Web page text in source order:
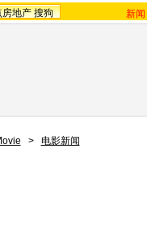
房地产 搜狗 新闻
> 电影新闻